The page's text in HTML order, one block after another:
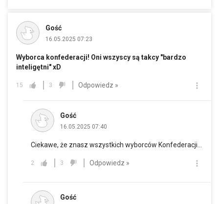
Gość
16.05.2025 07:23
Wyborca konfederacji! Oni wszyscy są takcy "bardzo
inteligętni" xD
15 3 Odpowiedz »
Gość
16.05.2025 07:40
Ciekawe, że znasz wszystkich wyborców Konfederacji...
2 3 Odpowiedz »
Gość